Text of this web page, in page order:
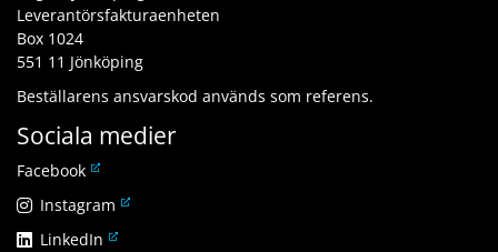
Leverantörsfakturaenheten
Box 1024
551 11 Jönköping
Beställarens ansvarskod används som referens.
Sociala medier
FacebookL
n
k
Instagram L
ä
LinkedIn L